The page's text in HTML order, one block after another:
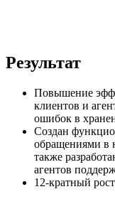
Результат
Повышение
клиентов и
ошибок в
Создан
обращениями в
также
агентов
12-кратный